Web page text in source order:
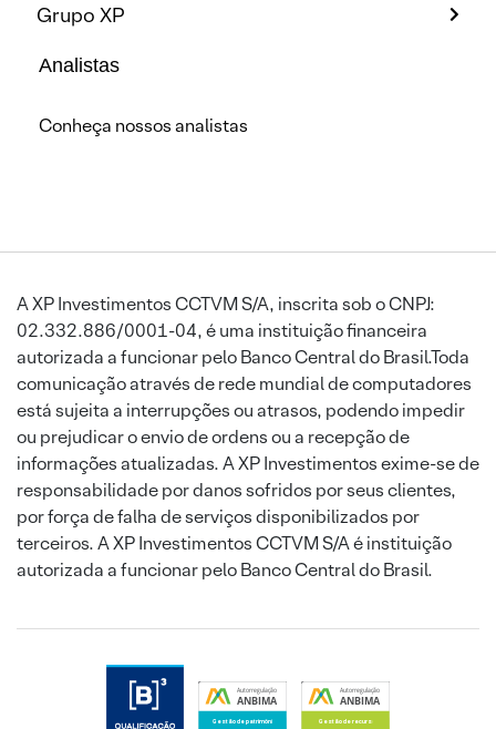
Grupo XP
Analistas
Conheça nossos analistas
A XP Investimentos CCTVM S/A, inscrita sob o CNPJ:
02.332.886/0001-04, é uma instituição financeira
autorizada a funcionar pelo Banco Central do Brasil.Toda
comunicação através de rede mundial de computadores
está sujeita a interrupções ou atrasos, podendo impedir
ou prejudicar o envio de ordens ou a recepção de
informações atualizadas. A XP Investimentos exime-se de
responsabilidade por danos sofridos por seus clientes,
por força de falha de serviços disponibilizados por
terceiros. A XP Investimentos CCTVM S/A é instituição
autorizada a funcionar pelo Banco Central do Brasil.